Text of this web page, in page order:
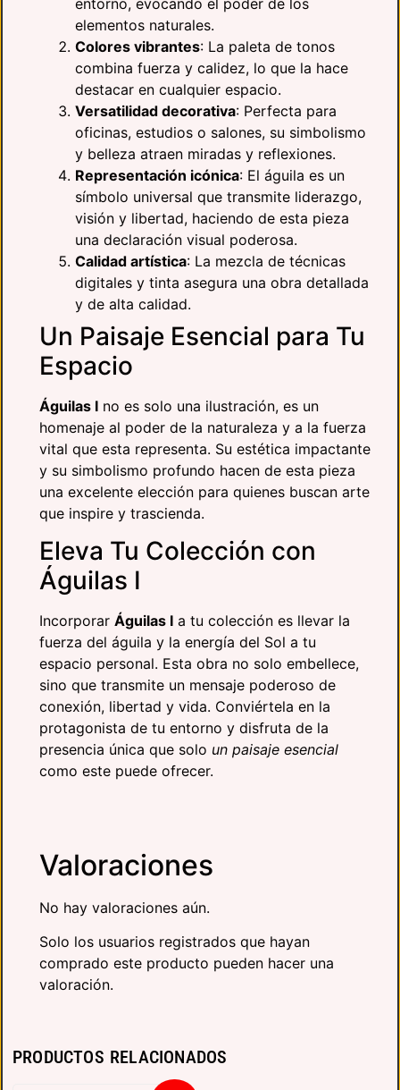
elementos naturales.
Colores vibrantes: La paleta de tonos
combina fuerza y calidez, lo que la hace
destacar en cualquier espacio.
Versatilidad decorativa: Perfecta para
oficinas, estudios o salones, su simbolismo
y belleza atraen miradas y reflexiones.
Representación icónica: El águila es un
símbolo universal que transmite liderazgo,
visión y libertad, haciendo de esta pieza
una declaración visual poderosa.
Calidad artística: La mezcla de técnicas
digitales y tinta asegura una obra detallada
y de alta calidad.
Un Paisaje Esencial para Tu
Espacio
Águilas I no es solo una ilustración, es un
homenaje al poder de la naturaleza y a la fuerza
vital que esta representa. Su estética impactante
y su simbolismo profundo hacen de esta pieza
una excelente elección para quienes buscan arte
que inspire y trascienda.
Eleva Tu Colección con
Águilas I
Incorporar Águilas I a tu colección es llevar la
fuerza del águila y la energía del Sol a tu
espacio personal. Esta obra no solo embellece,
sino que transmite un mensaje poderoso de
conexión, libertad y vida. Conviértela en la
protagonista de tu entorno y disfruta de la
presencia única que solo un paisaje esencial
como este puede ofrecer.
Valoraciones
No hay valoraciones aún.
Solo los usuarios registrados que hayan
comprado este producto pueden hacer una
valoración.
PRODUCTOS RELACIONADOS